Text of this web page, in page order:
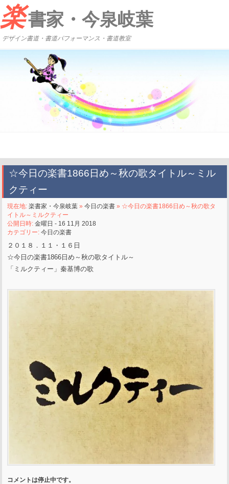
楽書家・今泉岐葉
デザイン書道・書道パフォーマンス・書道教室
☆今日の楽書1866日め～秋の歌タイトル～ミル
クティー
現在地:楽書家・今泉岐葉 »今日の楽書 » ☆今日の楽書1866日め～秋の歌タ
イトル～ミルクティー
公開日時:金曜日 - 16 11月 2018
カテゴリー:今日の楽書
２０１８．１１・１６日
☆今日の楽書1866日め～秋の歌タイトル～
「ミルクティー」秦基博の歌
コメントは停止中です。